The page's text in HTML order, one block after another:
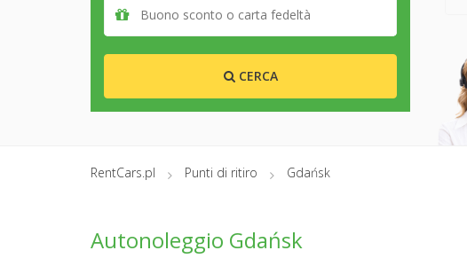
CERCA
RentCars.pl Punti di ritiro Gdańsk
Autonoleggio Gdańsk